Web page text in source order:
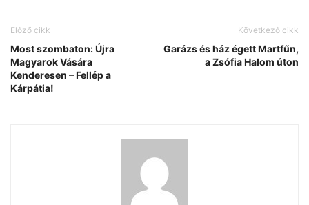
Előző cikk
Most szombaton: Újra
Magyarok Vására
Kenderesen – Fellép a
Kárpátia!
Következő cikk
Garázs és ház égett Martfűn,
a Zsófia Halom úton